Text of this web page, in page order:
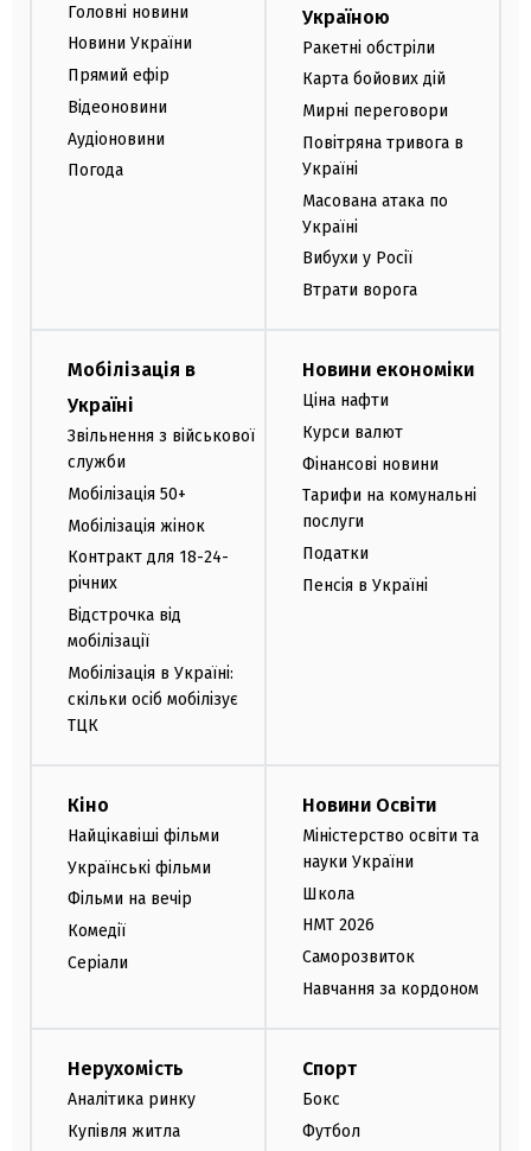
Головні новини
Новини України
Прямий ефір
Відеоновини
Аудіоновини
Погода
Україною
Ракетні обстріли
Карта бойових дій
Мирні переговори
Повітряна тривога в
Україні
Масована атака по
Україні
Вибухи у Росії
Втрати ворога
Мобілізація в
Україні
Звільнення з військової
служби
Мобілізація 50+
Мобілізація жінок
Контракт для 18-24-
річних
Відстрочка від
мобілізації
Мобілізація в Україні:
скільки осіб мобілізує
ТЦК
Новини економіки
Ціна нафти
Курси валют
Фінансові новини
Тарифи на комунальні
послуги
Податки
Пенсія в Україні
Кіно
Найцікавіші фільми
Українські фільми
Фільми на вечір
Комедії
Серіали
Новини Освіти
Міністерство освіти та
науки України
Школа
НМТ 2026
Саморозвиток
Навчання за кордоном
Нерухомість
Аналітика ринку
Купівля житла
Спорт
Бокс
Футбол